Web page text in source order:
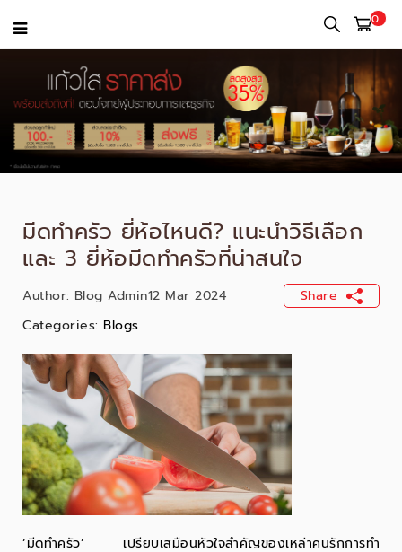
0
มีดทำครัว ยี่ห้อไหนดี? แนะนำวิธีเลือก
และ 3 ยี่ห้อมีดทำครัวที่น่าสนใจ
Share
Author: Blog Admin12 Mar 2024
Categories: Blogs
‘มีดทำครัว’ เปรียบเสมือนหัวใจสำคัญของเหล่าคนรักการทำ